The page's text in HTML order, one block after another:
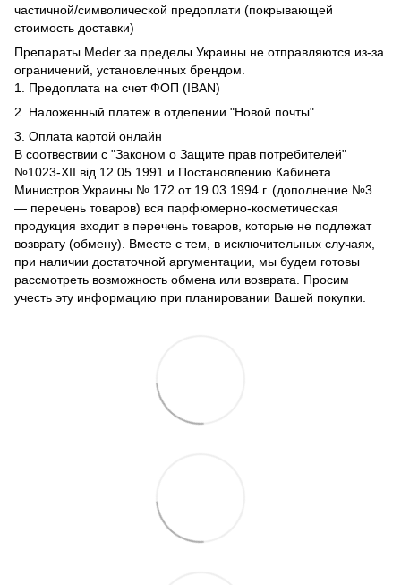
частичной/символической предоплати (покрывающей
стоимость доставки)
Препараты Meder за пределы Украины не отправляются из-за
ограничений, установленных брендом.
1. Предоплата на счет ФОП (IBAN)
2. Наложенный платеж в отделении "Новой почты"
3. Оплата картой онлайн
В соотвествии с "Законом о Защите прав потребителей"
№1023-XII від 12.05.1991 и Постановлению Кабинета
Министров Украины № 172 от 19.03.1994 г. (дополнение №3
— перечень товаров) вся парфюмерно-косметическая
продукция входит в перечень товаров, которые не подлежат
возврату (обмену). Вместе с тем, в исключительных случаях,
при наличии достаточной аргументации, мы будем готовы
рассмотреть возможность обмена или возврата. Просим
учесть эту информацию при планировании Вашей покупки.